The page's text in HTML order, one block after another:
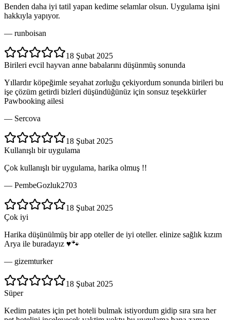
Benden daha iyi tatil yapan kedime selamlar olsun. Uygulama işini
hakkıyla yapıyor.
— runboisan
18 Şubat 2025
Birileri evcil hayvan anne babalarını düşünmüş sonunda
Yıllardır köpeğimle seyahat zorluğu çekiyordum sonunda birileri bu
işe çözüm getirdi bizleri düşündüğünüz için sonsuz teşekkürler
Pawbooking ailesi
— Sercova
18 Şubat 2025
Kullanışlı bir uygulama
Çok kullanışlı bir uygulama, harika olmuş !!
— PembeGozluk2703
18 Şubat 2025
Çok iyi
Harika düşünülmüş bir app oteller de iyi oteller. elinize sağlık kızım
Arya ile buradayız ♥️🐾
— gizemturker
18 Şubat 2025
Süper
Kedim patates için pet hoteli bulmak istiyordum gidip sıra sıra her